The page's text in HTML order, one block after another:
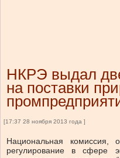
НКРЭ выдал
на поставки
[17:37 28 ноября 2013 года ]
Национальная комиссия,
регулирование в сфере